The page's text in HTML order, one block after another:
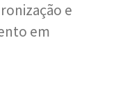
e
em